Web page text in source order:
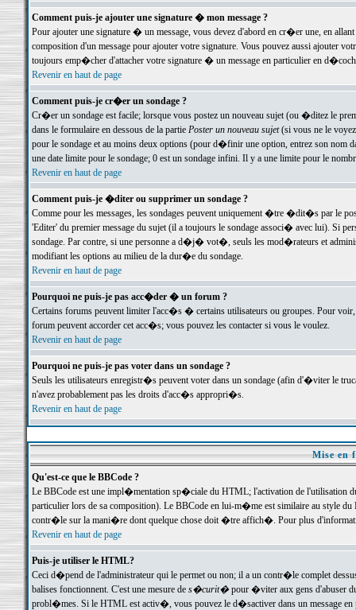
Comment puis-je ajouter une signature � mon message ?
Pour ajouter une signature � un message, vous devez d'abord en cr�er une, en
composition d'un message pour ajouter votre signature. Vous pouvez aussi ajouter
toujours emp�cher d'attacher votre signature � un message en particulier en
Revenir en haut de page
Comment puis-je cr�er un sondage ?
Cr�er un sondage est facile; lorsque vous postez un nouveau sujet (ou �ditez le
dans le formulaire en dessous de la partie Poster un nouveau sujet(si vous ne le voyez
pour le sondage et au moins deux options (pour d�finir une option, entrez son nom
une date limite pour le sondage; 0 est un sondage infini. Il y a une limite pour le
Revenir en haut de page
Comment puis-je �diter ou supprimer un sondage ?
Comme pour les messages, les sondages peuvent uniquement �tre �dit�s par le
'Editer' du premier message du sujet (il a toujours le sondage associ� avec lui). Si
sondage. Par contre, si une personne a d�j� vot�, seuls les mod�rateurs et
modifiant les options au milieu de la dur�e du sondage.
Revenir en haut de page
Pourquoi ne puis-je pas acc�der � un forum ?
Certains forums peuvent limiter l'acc�s � certains utilisateurs ou groupes. Pour
forum peuvent accorder cet acc�s; vous pouvez les contacter si vous le voulez.
Revenir en haut de page
Pourquoi ne puis-je pas voter dans un sondage ?
Seuls les utilisateurs enregistr�s peuvent voter dans un sondage (afin d'�viter le
n'avez probablement pas les droits d'acc�s appropri�s.
Revenir en haut de page
Mise en
Qu'est-ce que le BBCode ?
Le BBCode est une impl�mentation sp�ciale du HTML; l'activation de l'utilisation
particulier lors de sa composition). Le BBCode en lui-m�me est similaire au style
contr�le sur la mani�re dont quelque chose doit �tre affich�. Pour plus
Revenir en haut de page
Puis-je utiliser le HTML?
Ceci d�pend de l'administrateur qui le permet ou non; il a un contr�le complet
balises fonctionnent. C'est une mesure de s�curit�pour �viter aux gens d'abuser
probl�mes. Si le HTML est activ�, vous pouvez le d�sactiver dans un message en